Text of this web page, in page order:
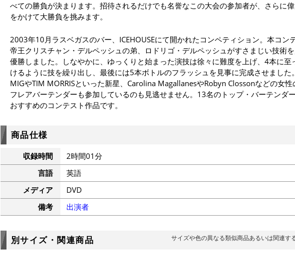
べての勝負が決まります。招待されるだけでも名誉なこの大会の参加者が、さらに
をかけて大勝負を挑みます。
2003年10月ラスベガスのバー、ICEHOUSEにて開かれたコンペティション。本コン
帝王クリスチャン・デルペッシュの弟、ロドリゴ・デルペッシュがすさまじい技術
優勝しました。しなやかに、ゆっくりと始まった演技は徐々に難度を上げ、4本に至
けるように技を繰り出し、最後には5本ボトルのフラッシュを見事に完成させました
MIGやTIM MORRISといった新星、Carolina MagallanesやRobyn Clossonなどの女
フレアバーテンダーも参加しているのも見逃せません。13名のトップ・バーテンダ
おすすめのコンテスト作品です。
商品仕様
収録時間
2時間01分
言語
英語
メディア
DVD
備考
出演者
別サイズ・関連商品 サイズや色の異なる類似商品あるいは関連す